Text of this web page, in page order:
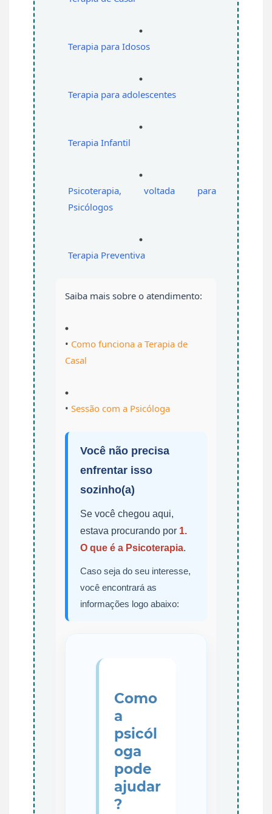
Terapia para Idosos
Terapia para adolescentes
Terapia Infantil
Psicoterapia, voltada para
Psicólogos
Terapia Preventiva
Saiba mais sobre o atendimento:
• Como funciona a Terapia de
Casal
• Sessão com a Psicóloga
Você não precisa
enfrentar isso
sozinho(a)
Se você chegou aqui,
estava procurando por 1.
O que é a Psicoterapia.
Caso seja do seu interesse,
você encontrará as
informações logo abaixo:
Como
a
psicól
oga
pode
ajudar
?